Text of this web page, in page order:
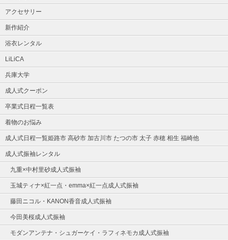
アクセサリー
新作紹介
浴衣レンタル
LiLiCA
兵庫大学
成人式クーポン
卒業式日程一覧表
着物のお悩み
成人式日程一覧姫路市 高砂市 加古川市 たつの市 太子 赤穂 相生 福崎他
成人式振袖レンタル
九重×中村里砂成人式振袖
玉城ティナ×紅一点・emma×紅一点成人式振袖
藤田ニコル・KANON香音成人式振袖
今田美桜成人式振袖
モダンアンテナ・シュガーケイ・ラフィネモカ成人式振袖